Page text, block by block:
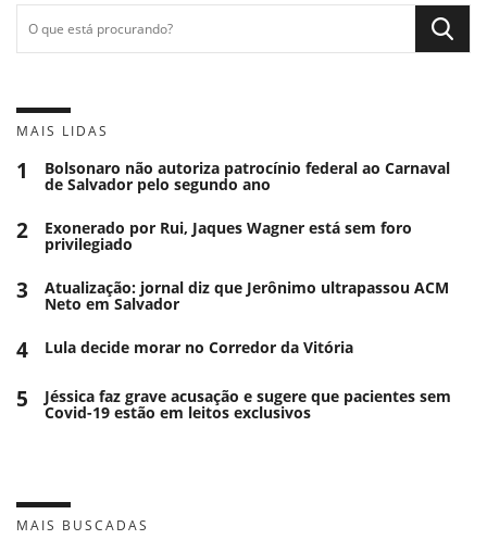
MAIS LIDAS
1 Bolsonaro não autoriza patrocínio federal ao Carnaval
de Salvador pelo segundo ano
2 Exonerado por Rui, Jaques Wagner está sem foro
privilegiado
3 Atualização: jornal diz que Jerônimo ultrapassou ACM
Neto em Salvador
4 Lula decide morar no Corredor da Vitória
5 Jéssica faz grave acusação e sugere que pacientes sem
Covid-19 estão em leitos exclusivos
MAIS BUSCADAS